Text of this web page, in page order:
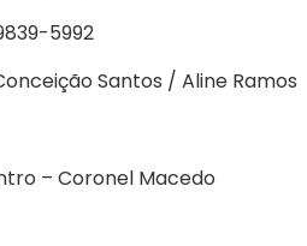
5992
Santos / Aline Ramos
– Coronel Macedo